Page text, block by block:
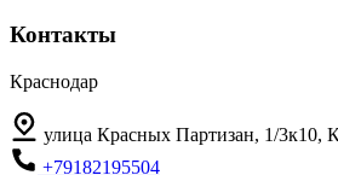
Контакты
Краснодар
улица Красных Партизан, 1/3к10,
+79182195504